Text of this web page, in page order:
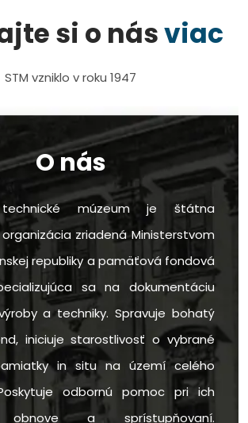
si o násviac
STM vzniklo v roku 1947
O nás
technické múzeum je štátna
zriadená Ministerstvom
republiky a pamäťová fondová
sa na dokumentáciu
a techniky. Spravuje bohatý
iniciuje starostlivosť o vybrané
in situ na území celého
odbornú pomoc pri ich
obnove a sprístupňovaní.